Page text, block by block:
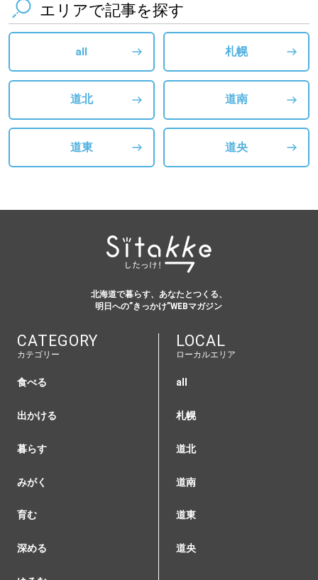
エリアで記事を探す
all 札幌
道北 道南
道東 道央
北海道で暮らす、あなたとつくる、
明日への”きっかけ”WEBマガジン
CATEGORY
カテゴリー
食べる
出かける
暮らす
みがく
育む
深める
LOCAL
ローカルエリア
all
札幌
道北
道南
道東
道央